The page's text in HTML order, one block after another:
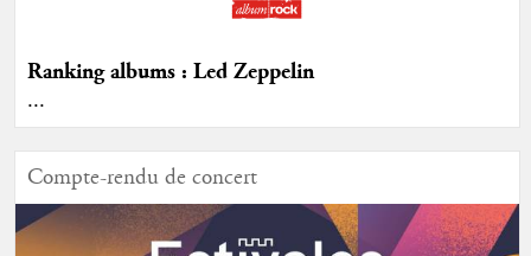
Ranking albums : Led Zeppelin
...
Compte-rendu de concert